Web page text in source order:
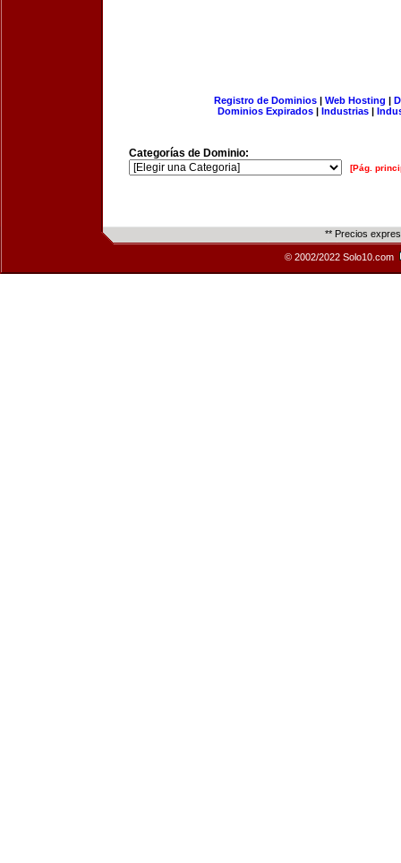
Registro de Dominios| Web Hosting |
Dominios Expirados | Industrias |
Categorías de Dominio:
[Pág.
** Precios
© 2002/2022 Solo10.com